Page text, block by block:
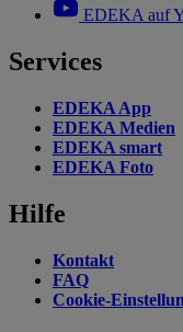
EDEKA auf
Services
EDEKA App
EDEKA Medien
EDEKA smart
EDEKA Foto
Hilfe
Kontakt
FAQ
Cookie-